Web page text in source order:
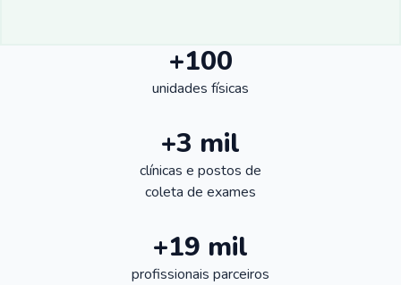
+100
unidades físicas
+3 mil
clínicas e postos de
coleta de exames
+19 mil
profissionais parceiros